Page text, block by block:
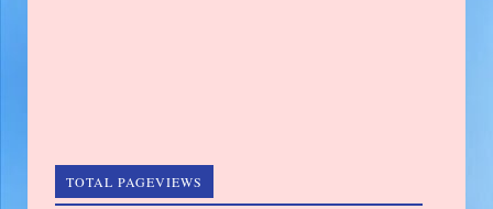
TOTAL PAGEVIEWS